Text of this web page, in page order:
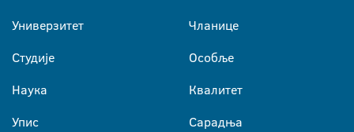
Универзитет
Студије
Наука
Упис
Чланице
Особље
Квалитет
Сарадња